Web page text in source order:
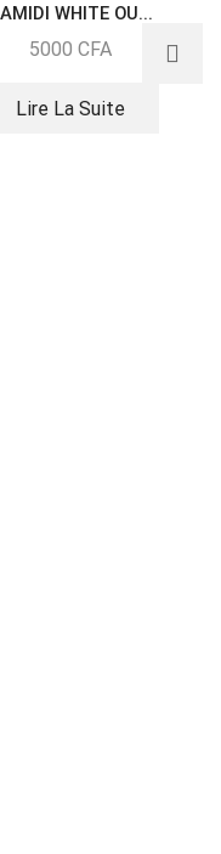
WHITE OU...
5000 CFA
Lire La Suite